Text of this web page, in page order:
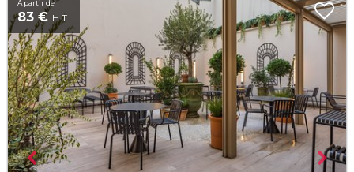
À partir de
83 € H.T